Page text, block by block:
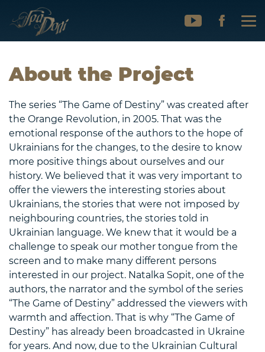
About the Project
The series “The Game of Destiny” was created after
the Orange Revolution, in 2005. That was the
emotional response of the authors to the hope of
Ukrainians for the changes, to the desire to know
more positive things about ourselves and our
history. We believed that it was very important to
offer the viewers the interesting stories about
Ukrainians, the stories that were not imposed by
neighbouring countries, the stories told in
Ukrainian language. We knew that it would be a
challenge to speak our mother tongue from the
screen and to make many different persons
interested in our project. Natalka Sopit, one of the
authors, the narrator and the symbol of the series
“The Game of Destiny” addressed the viewers with
warmth and affection. That is why “The Game of
Destiny” has already been broadcasted in Ukraine
for years. And now, due to the Ukrainian Cultural